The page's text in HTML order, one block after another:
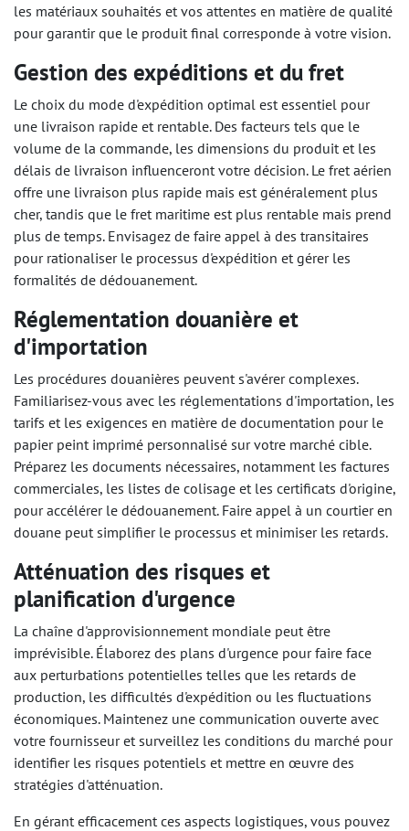
les matériaux souhaités et vos attentes en matière de qualité
pour garantir que le produit final corresponde à votre vision.
Gestion des expéditions et du fret
Le choix du mode d'expédition optimal est essentiel pour
une livraison rapide et rentable. Des facteurs tels que le
volume de la commande, les dimensions du produit et les
délais de livraison influenceront votre décision. Le fret aérien
offre une livraison plus rapide mais est généralement plus
cher, tandis que le fret maritime est plus rentable mais prend
plus de temps. Envisagez de faire appel à des transitaires
pour rationaliser le processus d'expédition et gérer les
formalités de dédouanement.
Réglementation douanière et
d'importation
Les procédures douanières peuvent s'avérer complexes.
Familiarisez-vous avec les réglementations d'importation, les
tarifs et les exigences en matière de documentation pour le
papier peint imprimé personnalisé sur votre marché cible.
Préparez les documents nécessaires, notamment les factures
commerciales, les listes de colisage et les certificats d'origine,
pour accélérer le dédouanement. Faire appel à un courtier en
douane peut simplifier le processus et minimiser les retards.
Atténuation des risques et
planification d'urgence
La chaîne d'approvisionnement mondiale peut être
imprévisible. Élaborez des plans d'urgence pour faire face
aux perturbations potentielles telles que les retards de
production, les difficultés d'expédition ou les fluctuations
économiques. Maintenez une communication ouverte avec
votre fournisseur et surveillez les conditions du marché pour
identifier les risques potentiels et mettre en œuvre des
stratégies d'atténuation.
En gérant efficacement ces aspects logistiques, vous pouvez